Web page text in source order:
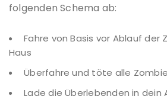
folgenden Schema ab:
Fahre von Basis vor Ablauf der
Haus
Überfahre und töte alle
Lade die Überlebenden in dein